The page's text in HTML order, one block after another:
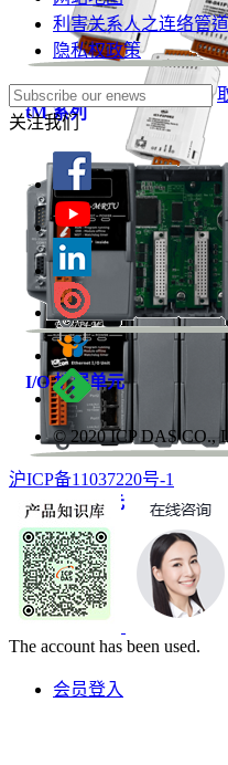
tET/tPET 系列
I/O 扩展单元
tM 系列
I/O 扩展单元
利害关系人之连络管道
隐私权政策
关注我们
© 2020 ICP DAS CO.,
沪ICP备11037220号-1
The account has been used.
会员登入